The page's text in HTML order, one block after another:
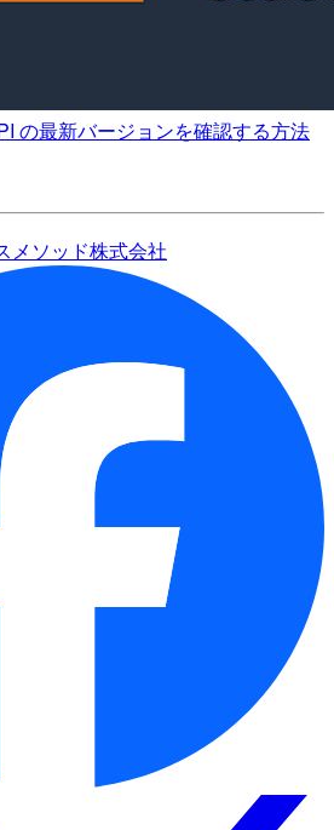
の最新バージョンを確認する方法
メソッド株式会社